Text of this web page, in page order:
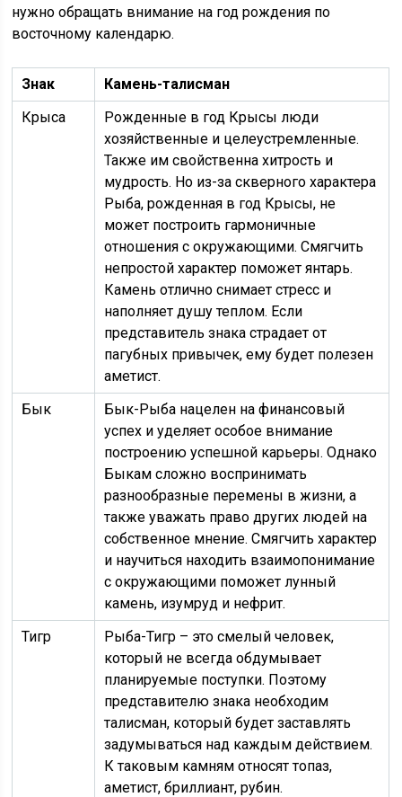
нужно обращать внимание на год рождения по
восточному календарю.
Знак
Камень-талисман
Крыса
Рожденные в год Крысы люди
хозяйственные и целеустремленные.
Также им свойственна хитрость и
мудрость. Но из-за скверного характера
Рыба, рожденная в год Крысы, не
может построить гармоничные
отношения с окружающими. Смягчить
непростой характер поможет янтарь.
Камень отлично снимает стресс и
наполняет душу теплом. Если
представитель знака страдает от
пагубных привычек, ему будет полезен
аметист.
Бык
Бык-Рыба нацелен на финансовый
успех и уделяет особое внимание
построению успешной карьеры. Однако
Быкам сложно воспринимать
разнообразные перемены в жизни, а
также уважать право других людей на
собственное мнение. Смягчить характер
и научиться находить взаимопонимание
с окружающими поможет лунный
камень, изумруд и нефрит.
Тигр
Рыба-Тигр – это смелый человек,
который не всегда обдумывает
планируемые поступки. Поэтому
представителю знака необходим
талисман, который будет заставлять
задумываться над каждым действием.
К таковым камням относят топаз,
аметист, бриллиант, рубин.